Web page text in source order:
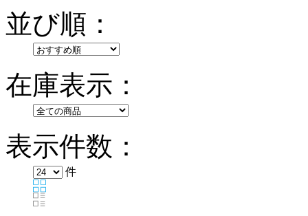
並び順：
在庫表示：
表示件数：
件